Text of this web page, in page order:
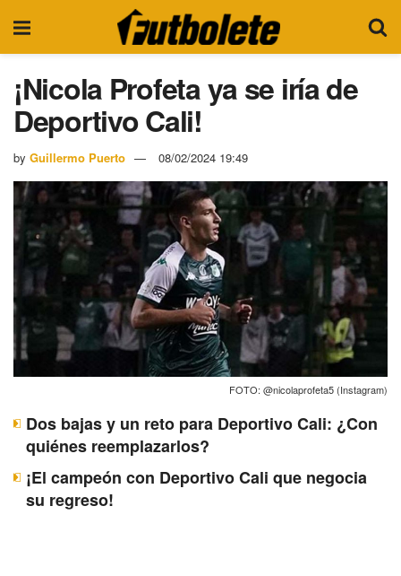
¡Nicola Profeta ya se iría de
Deportivo Cali!
by Guillermo Puerto 08/02/2024 19:49
FOTO: @nicolaprofeta5 (Instagram)
Dos bajas y un reto para Deportivo Cali: ¿Con
quiénes reemplazarlos?
¡El campeón con Deportivo Cali que negocia
su regreso!